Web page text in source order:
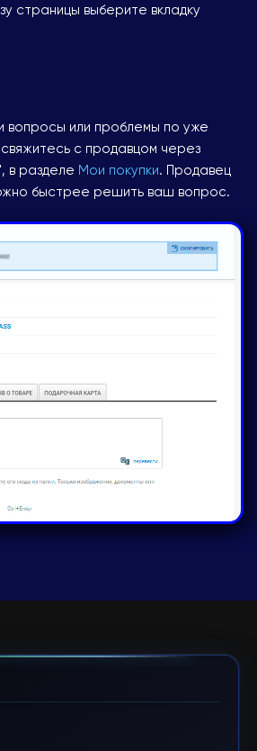
страницы выберите вкладку
вопросы или проблемы по уже
с продавцом через
в разделе Мои покупки. Продавец
быстрее решить ваш вопрос.